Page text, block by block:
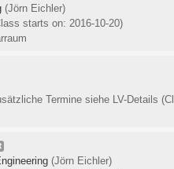
(Jörn Eichler)
starts on: 2016-10-20)
Termine siehe LV-Details
(Jörn Eichler)